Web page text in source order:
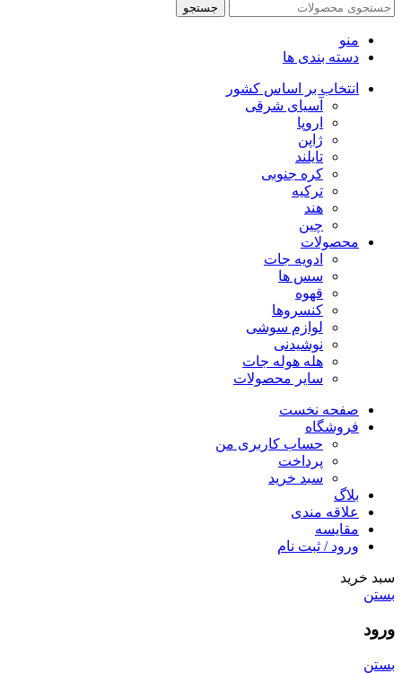
جستجو
منو
دسته بندی ها
انتخاب بر اساس کشور
آسیای شرقی
اروپا
ژاپن
تایلند
کره جنوبی
ترکیه
هند
چین
محصولات
ادویه جات
سس ها
قهوه
کنسروها
لوازم سوشی
نوشیدنی
هله هوله جات
سایر محصولات
صفحه نخست
فروشگاه
حساب کاربری من
پرداخت
سبد خرید
بلاگ
علاقه مندی
مقایسه
ورود / ثبت نام
سبد خرید
بستن
ورود
بستن